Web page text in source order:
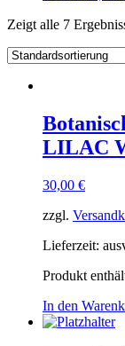
Zeigt alle 7
LILAC
30,00 €
zzgl.
Lieferzeit:
Produkt
In den